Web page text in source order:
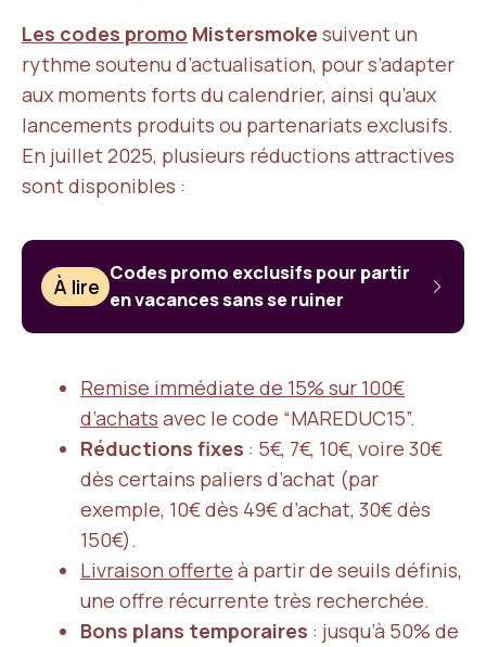
Les codes promo Mistersmoke suivent un
rythme soutenu d’actualisation, pour s’adapter
aux moments forts du calendrier, ainsi qu’aux
lancements produits ou partenariats exclusifs.
En juillet 2025, plusieurs réductions attractives
sont disponibles :
À lire
Codes promo exclusifs pour partir
en vacances sans se ruiner
Remise immédiate de 15% sur 100€
d’achats avec le code “MAREDUC15”.
Réductions fixes : 5€, 7€, 10€, voire 30€
dès certains paliers d’achat (par
exemple, 10€ dès 49€ d’achat, 30€ dès
150€).
Livraison offerte à partir de seuils définis,
une offre récurrente très recherchée.
Bons plans temporaires : jusqu’à 50% de